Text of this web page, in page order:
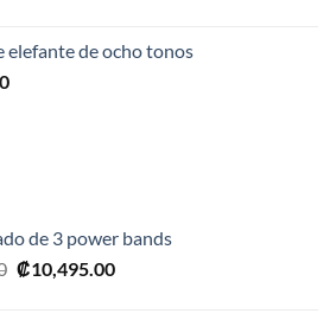
era:
es:
elefante de ocho tonos
de 3 power bands
El
₡10,495.00El